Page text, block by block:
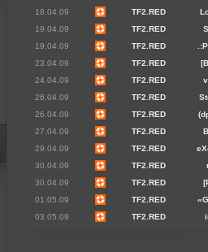
18.04.09
TF2.RED
19.04.09
TF2.RED
19.04.09
TF2.RED
23.04.09
TF2.RED
24.04.09
TF2.RED
26.04.09
TF2.RED
26.04.09
TF2.RED
27.04.09
TF2.RED
29.04.09
TF2.RED
30.04.09
TF2.RED
30.04.09
TF2.RED
01.05.09
TF2.RED
03.05.09
TF2.RED